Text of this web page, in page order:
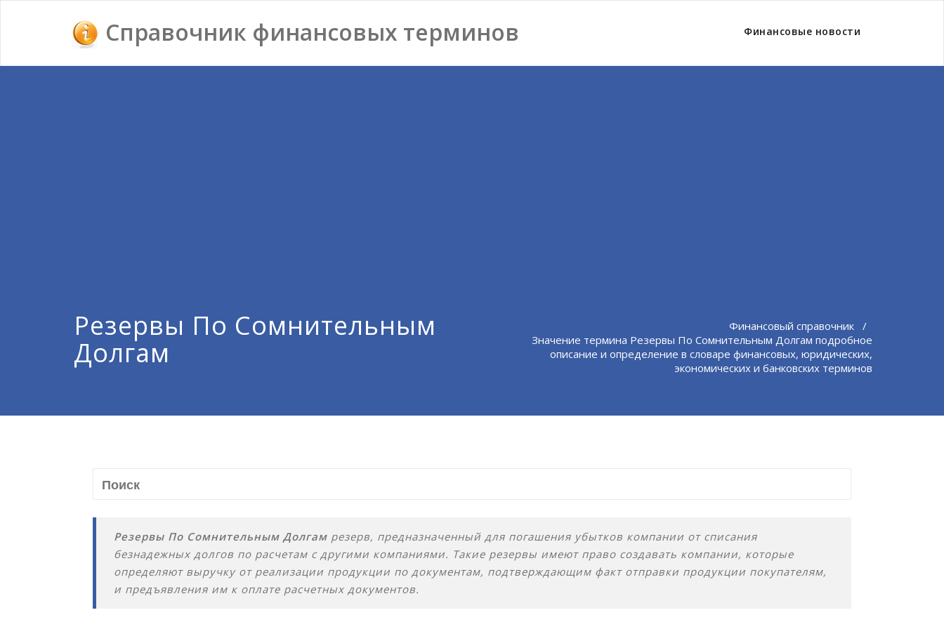
Справочник финансовых терминов Финансовые новости
Резервы По Сомнительным
Долгам
Финансовый справочник /
Значение термина Резервы По Сомнительным Долгам подробное
описание и определение в словаре финансовых, юридических,
экономических и банковских терминов
Резервы По Сомнительным Долгамрезерв, предназначенный для погашения убытков компании от списания
безнадежных долгов по расчетам с другими компаниями. Такие резервы имеют право создавать компании, которые
определяют выручку от реализации продукции по документам, подтверждающим факт отправки продукции покупателям,
и предъявления им к оплате расчетных документов.